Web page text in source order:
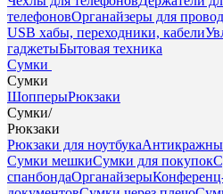
телефоновОрганайзеры для
USB хабы, переходники, кабели
гаджетыБытовая техника
Сумки
Сумки
ШопперыРюкзаки
Сумки/
Рюкзаки
Рюкзаки для ноутбука
Сумки мешкиСумки для покупок
спанбондаОрганайзеры